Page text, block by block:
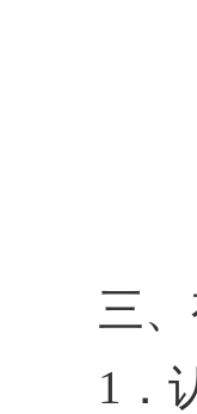
三
1．